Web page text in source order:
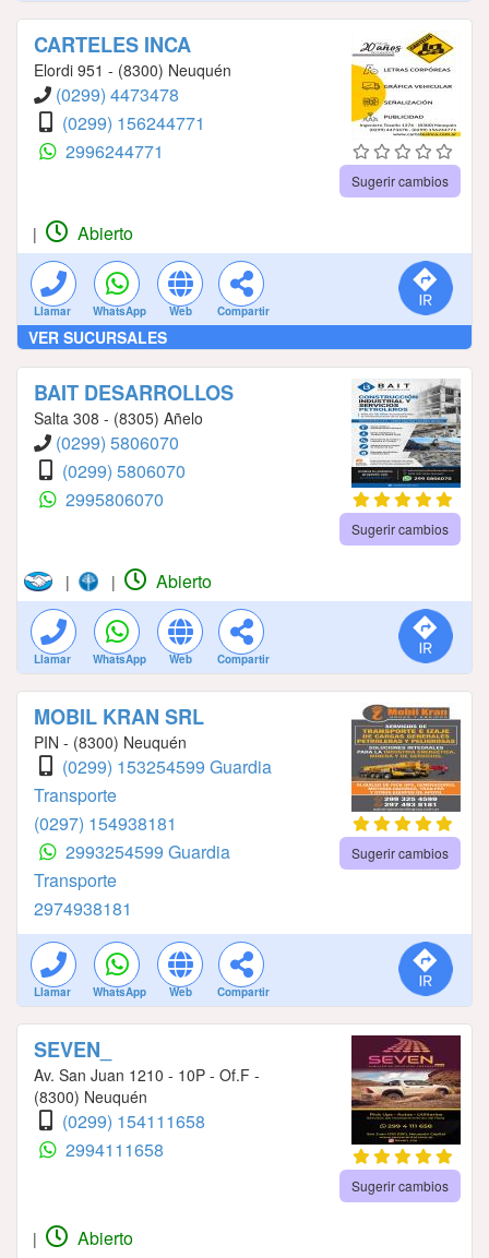
CARTELES INCA
Elordi 951 - (8300) Neuquén
(0299) 4473478
(0299) 156244771
2996244771
Sugerir cambios
| Abierto
Llamar WhatsApp Web Compartir
VER SUCURSALES
BAIT DESARROLLOS
Salta 308 - (8305) Añelo
(0299) 5806070
(0299) 5806070
2995806070
Sugerir cambios
| | Abierto
Llamar WhatsApp Web Compartir
MOBIL KRAN SRL
PIN - (8300) Neuquén
(0299) 153254599 Guardia
Transporte
(0297) 154938181
2993254599 Guardia
Transporte
2974938181
Sugerir cambios
Llamar WhatsApp Web Compartir
SEVEN_
Av. San Juan 1210 - 10P - Of.F -
(8300) Neuquén
(0299) 154111658
2994111658
Sugerir cambios
| Abierto